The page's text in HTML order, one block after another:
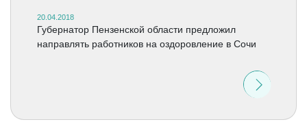
20.04.2018
Губернатор Пензенской области предложил
направлять работников на оздоровление в Сочи